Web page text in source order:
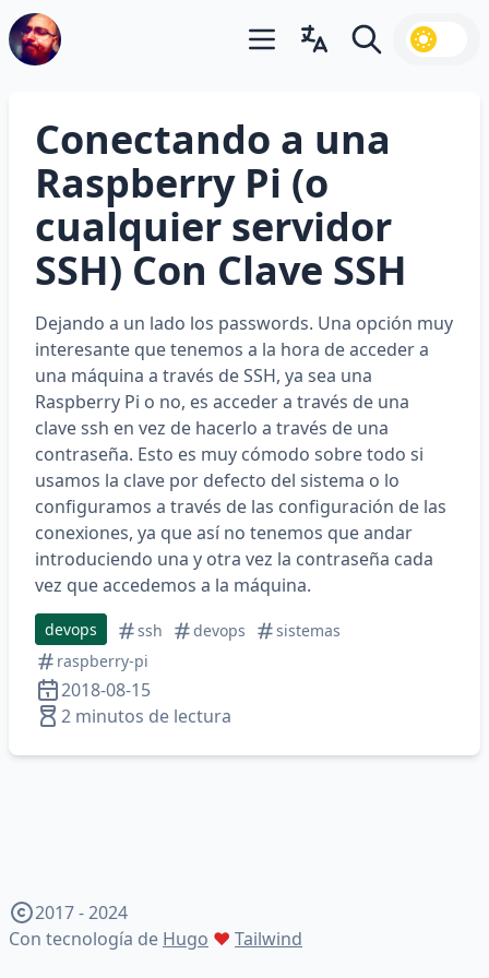
Abrir menú principal
Abrir cambiador de
Buscar
Conectando a una
Raspberry Pi (o
cualquier servidor
SSH) Con Clave SSH
Dejando a un lado los passwords. Una opción muy
interesante que tenemos a la hora de acceder a
una máquina a través de SSH, ya sea una
Raspberry Pi o no, es acceder a través de una
clave ssh en vez de hacerlo a través de una
contraseña. Esto es muy cómodo sobre todo si
usamos la clave por defecto del sistema o lo
configuramos a través de las configuración de las
conexiones, ya que así no tenemos que andar
introduciendo una y otra vez la contraseña cada
vez que accedemos a la máquina.
devops ssh devops
sistemas
raspberry-pi
2018-08-15
2 minutos de lectura
2017 - 2024
Con tecnología de Hugo ♥ Tailwind